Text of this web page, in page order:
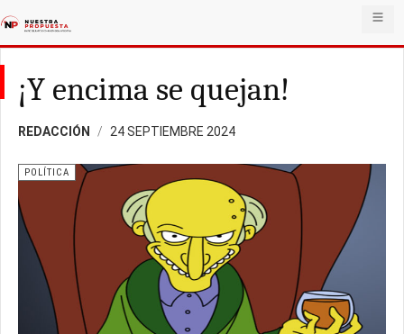
¡Y encima se quejan!
REDACCIÓN 24 SEPTIEMBRE 2024
POLÍTICA